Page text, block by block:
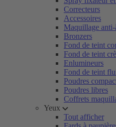
Correcteurs
Accessoires
Maquillage anti-
Bronzers
Fond de teint
Fond de teint
Enlumineurs
Fond de teint
Poudres
Poudres libres
Coffrets
Yeux
Tout afficher